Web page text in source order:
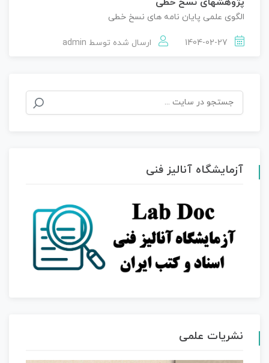
الگوی علمی پایان نامه های نسخ خطی
ارسال شده توسط admin
جستجو
برای:
آزمایشگاه آنالیز فنی
نشریات علمی